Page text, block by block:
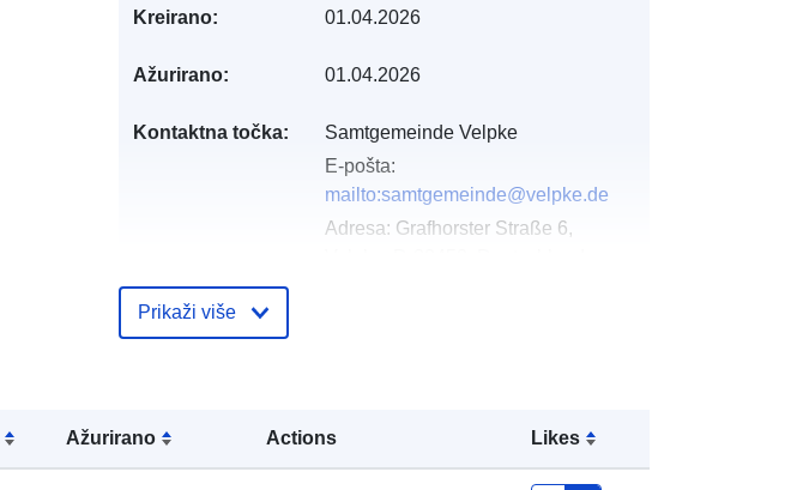
Ažurirano Actions Likes
Kreirano: 01.04.2026
Ažurirano: 01.04.2026
Kontaktna točka:
Samtgemeinde Velpke
E-pošta:
mailto:samtgemeinde@velpke.de
Adresa: Grafhorster Straße 6,
Prikaži više